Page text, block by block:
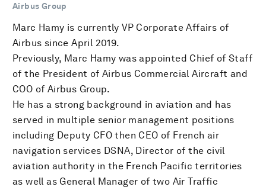
Airbus Group
Marc Hamy is currently VP Corporate Affairs of
Airbus since April 2019.
Previously, Marc Hamy was appointed Chief of Staff
of the President of Airbus Commercial Aircraft and
COO of Airbus Group.
He has a strong background in aviation and has
served in multiple senior management positions
including Deputy CFO then CEO of French air
navigation services DSNA, Director of the civil
aviation authority in the French Pacific territories
as well as General Manager of two Air Traffic